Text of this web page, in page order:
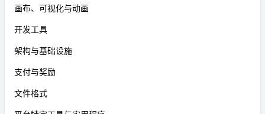
画布、可视化与动画
开发工具
架构与基础设施
支付与奖励
文件格式